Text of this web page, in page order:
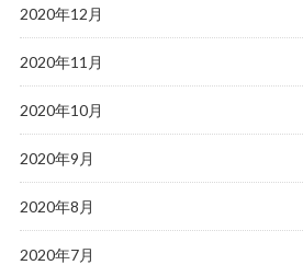
2020年12月
2020年11月
2020年10月
2020年9月
2020年8月
2020年7月